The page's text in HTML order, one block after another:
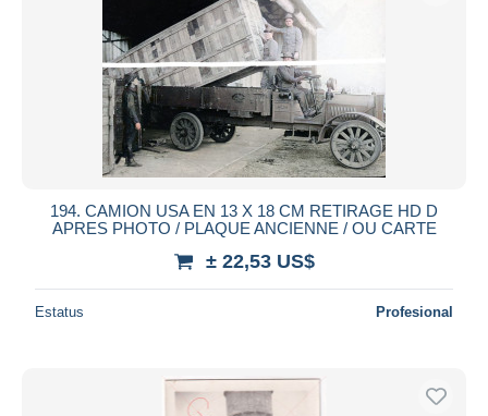
194. CAMION USA EN 13 X 18 CM RETIRAGE HD D
APRES PHOTO / PLAQUE ANCIENNE / OU CARTE
± 22,53 US$
Estatus Profesional